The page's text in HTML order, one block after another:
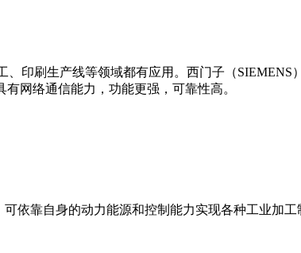
印刷生产线等领域都有应用。西门子（SIEMENS
有网络通信能力，功能更强，可靠性高。
依靠自身的动力能源和控制能力实现各种工业加